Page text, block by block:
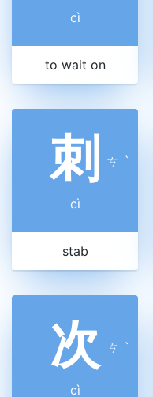
cì
to wait on
刺 ㄘ ˋ
cì
stab
次 ㄘ ˋ
cì